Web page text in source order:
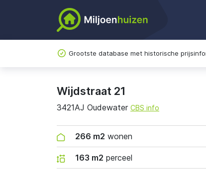
Grootste database met historische
Wijdstraat 21
3421AJ Oudewater CBS info
266 m2 wonen
163 m2 perceel